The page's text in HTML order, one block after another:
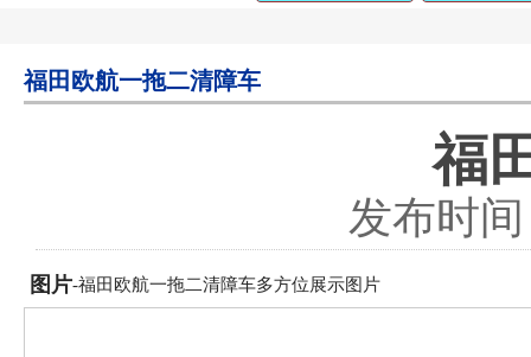
福田欧航一拖二清障车
福
发布时
图片-福田欧航一拖二清障车多方位展示图片